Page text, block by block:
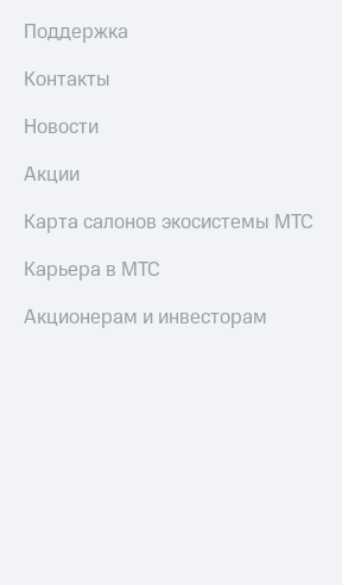
Поддержка
Контакты
Новости
Акции
Карта салонов экосистемы МТС
Карьера в МТС
Акционерам и инвесторам